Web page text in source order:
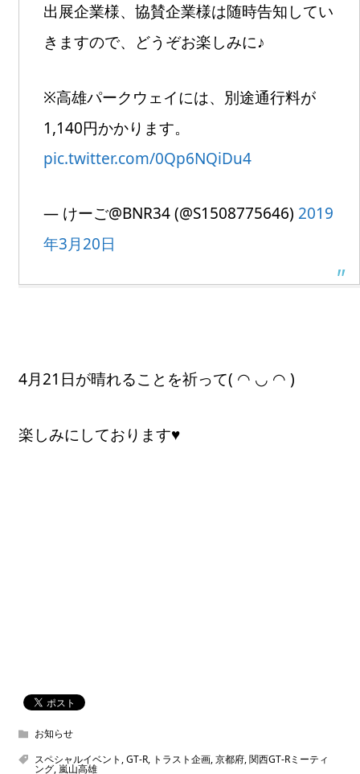
出展企業様、協賛企業様は随時告知してい
きますので、どうぞお楽しみに♪
※高雄パークウェイには、別途通行料が
1,140円かかります。
pic.twitter.com/0Qp6NQiDu4
— けーご@BNR34 (@S1508775646) 2019
年3月20日
4月21日が晴れることを祈って( ◠ ◡ ◠ )
楽しみにしております♥
お知らせ
スペシャルイベント ,GT-R, トラスト企画,京都府,関西GT-Rミーティ
ング, 嵐山高雄